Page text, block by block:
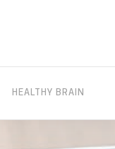
HEALTHY BRAIN